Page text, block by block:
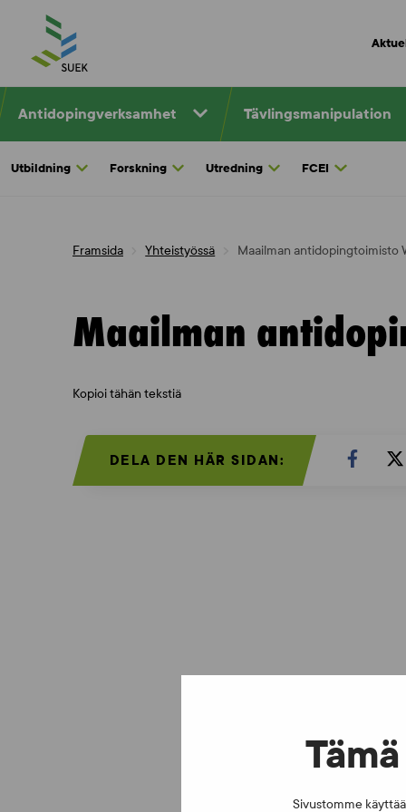
Sivustomme
content
Antidopingverksamhet Tävlingsmanipulation
Utbildning Forskning Utredning FCEI
Framsida Yhteistyössä Maailman antidopingtoimisto
Maailman
Kopioi tähän tekstiä
DELA DEN HÄR SIDAN: